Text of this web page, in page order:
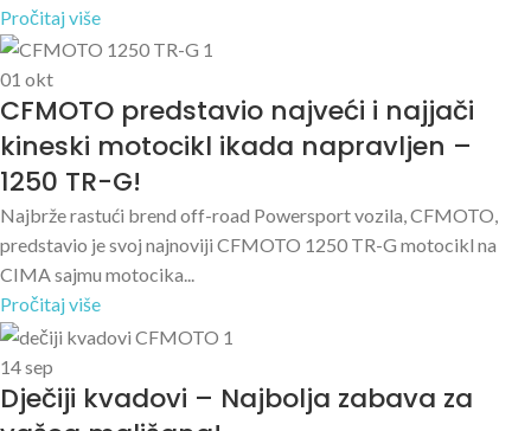
Pročitaj više
01 okt
CFMOTO predstavio najveći i najjači
kineski motocikl ikada napravljen –
1250 TR-G!
Najbrže rastući brend off-road Powersport vozila, CFMOTO,
predstavio je svoj najnoviji CFMOTO 1250 TR-G motocikl na
CIMA sajmu motocika...
Pročitaj više
14sep
Dječiji kvadovi – Najbolja zabava za